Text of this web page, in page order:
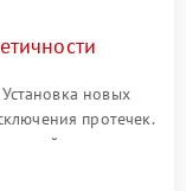
новых
протечек.
системы,
поплавка.